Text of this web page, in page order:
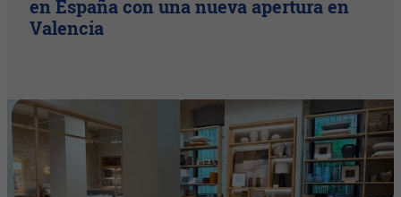
en España con una nueva apertura en
Valencia